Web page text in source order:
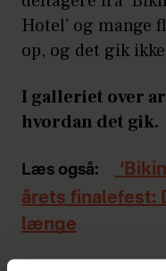
Hotel' og mange
op, og det gik
I galleriet over
hvordan det gik.
Læs også:
årets finalefest:
længe